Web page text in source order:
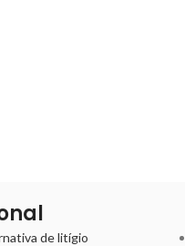
de litígio